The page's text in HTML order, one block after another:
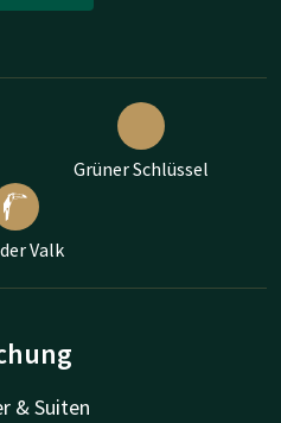
Grüner Schlüssel
Valk
& Suiten